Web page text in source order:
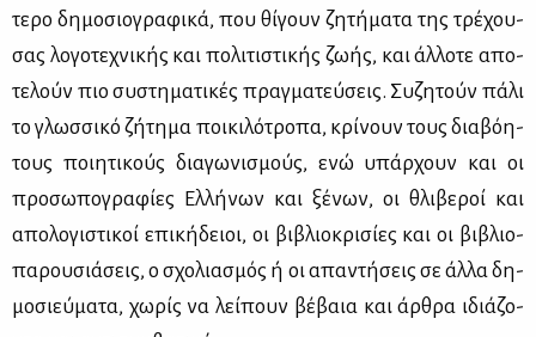
τε­ρο δη­μο­σιο­γρα­φι­κά, που θί­γουν ζη­τή­μα­τα της τρέ­χου­
σας λο­γο­τε­χνι­κής και πο­λι­τι­στι­κής ζω­ής, και άλ­λο­τε απο­
τε­λούν πιο συ­στη­μα­τι­κές πραγ­μα­τεύ­σεις. Συ­ζη­τούν πά­λι
το γλωσ­σι­κό ζή­τη­μα ποι­κι­λό­τρο­πα, κρί­νουν τους δια­βό­η­
τους ποι­η­τι­κούς δια­γω­νι­σμούς, ενώ υπάρ­χουν και οι
προ­σω­πο­γρα­φί­ες Ελ­λή­νων και ξέ­νων, οι θλι­βε­ροί και
απο­λο­γι­στι­κοί επι­κή­δειοι, οι βι­βλιο­κρι­σί­ες και οι βι­βλιο­
πα­ρου­σιά­σεις, ο σχο­λια­σμός ή οι απα­ντή­σεις σε άλ­λα δη­
μο­σιεύ­μα­τα, χω­ρίς να λεί­πουν βέ­βαια και άρ­θρα ιδιά­ζο­